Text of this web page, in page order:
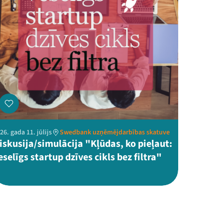
gada 11. jūlijs Swedbank uzņēmējdarbības skatuve
simulācija "Kļūdas, ko pieļaut:
startup dzīves cikls bez filtra"